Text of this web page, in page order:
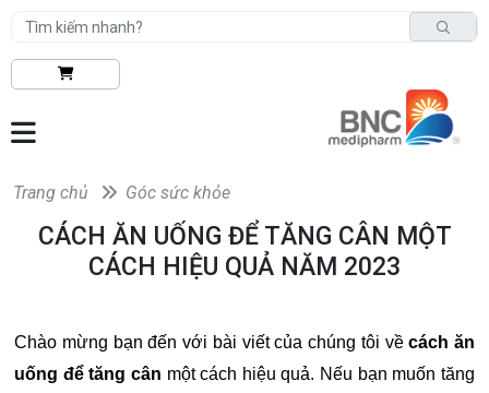
Trang chủ Góc sức khỏe
CÁCH ĂN UỐNG ĐỂ TĂNG CÂN MỘT
CÁCH HIỆU QUẢ NĂM 2023
Chào mừng bạn đến với bài viết của chúng tôi vềcách ăn
uống để tăng cân một cách hiệu quả. Nếu bạn muốn tăng